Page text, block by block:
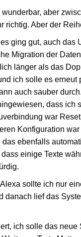
aber
richtig. Aber der
ging gut, auch das
Migration der
länger als das
ich solle es erneut
auch sauber
dass ich
war
Konfiguration
ebenfalls
einige Texte
sollte ich nur
danach lief das
ich solle das neue